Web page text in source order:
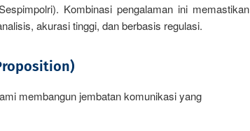
Kombinasi pengalaman ini memastikan
akurasi tinggi, dan berbasis regulasi.
membangun jembatan komunikasi yang